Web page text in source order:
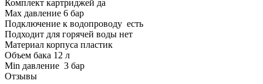
Комплект картриджей да
Max давление 6 бар
Подключение к водопроводу есть
Подходит для горячей воды нет
Материал корпуса пластик
Объем бака 12 л
Min давление 3 бар
Отзывы